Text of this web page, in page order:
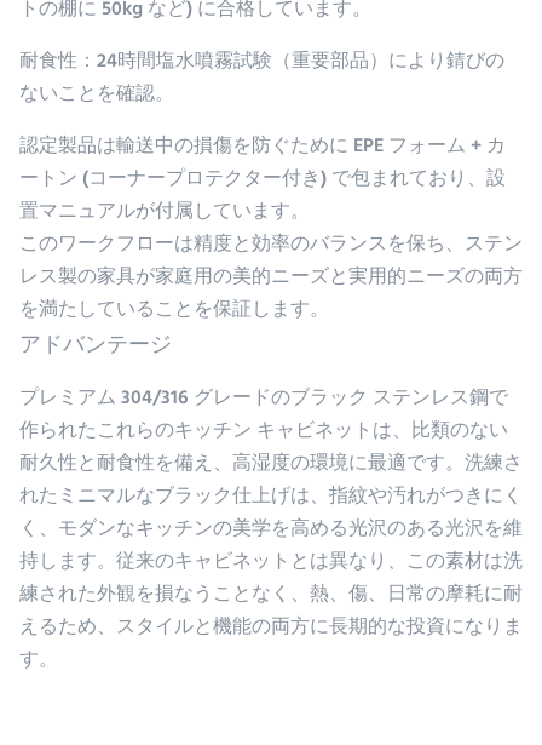
トの棚に 50kg など) に合格しています。
耐食性 ：24時間塩水噴霧試験（重要部品）により錆びの
ないことを確認。
認定製品は輸送中の損傷を防ぐために EPE フォーム + カ
ートン (コーナープロテクター付き) で包まれており、設
置マニュアルが付属しています。
このワークフローは精度と効率のバランスを保ち、ステン
レス製の家具が家庭用の美的ニーズと実用的ニーズの両方
を満たしていることを保証します。
アドバンテージ
プレミアム 304/316 グレードのブラック ステンレス鋼で
作られたこれらのキッチン キャビネットは、比類のない
耐久性と耐食性を備え、高湿度の環境に最適です。洗練さ
れたミニマルなブラック仕上げは、指紋や汚れがつきにく
く、モダンなキッチンの美学を高める光沢のある光沢を維
持します。従来のキャビネットとは異なり、この素材は洗
練された外観を損なうことなく、熱、傷、日常の摩耗に耐
えるため、スタイルと機能の両方に長期的な投資になりま
す。